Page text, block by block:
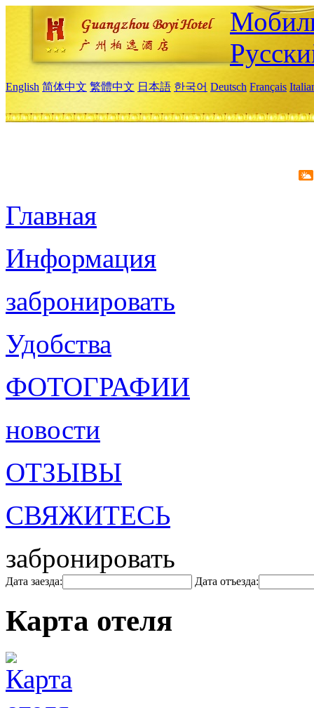
English 简体中文 繁體中文 日本語 한국어 Deutsch Français
Главная
Информация
забронировать
Удобства
ФОТОГРАФИИ
новости
ОТЗЫВЫ
СВЯЖИТЕСЬ
забронировать
Дата заезда: Дата отъезда:
Карта отеля